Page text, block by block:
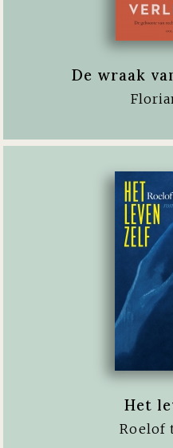
De wraak
Het
Roelof